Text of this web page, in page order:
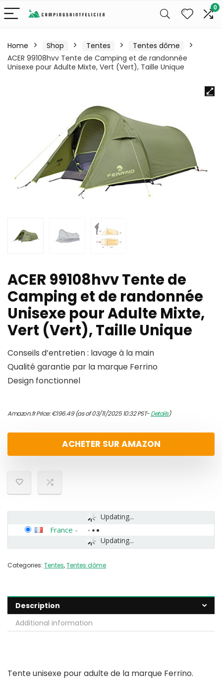
0
Home Shop Tentes
Tentes dôme
ACER 99108hvv Tente de Camping et de randonnée
Unisexe pour Adulte Mixte, Vert (Vert), Taille Unique
ACER 99108hvv Tente de
Camping et de randonnée
Unisexe pour Adulte Mixte,
Vert (Vert), Taille Unique
Conseils d’entretien : lavage à la main
Qualité garantie par la marque Ferrino
Design fonctionnel
Amazon.fr Price:€196.49(as of 03/11/2025 10:32 PST-Details)
ACHETER SUR AMAZON
Updating...
Updating...
France -
Categories: Tentes,Tentes dôme
Description
Additional information
Tente unisexe pour adulte de la marque Ferrino.